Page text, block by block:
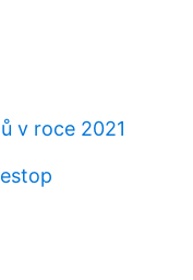
v roce 2021